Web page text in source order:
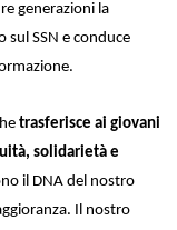
generazioni la
sul SSN e conduce
trasferisce ai giovani
solidarietà e
il DNA del nostro
Il nostro